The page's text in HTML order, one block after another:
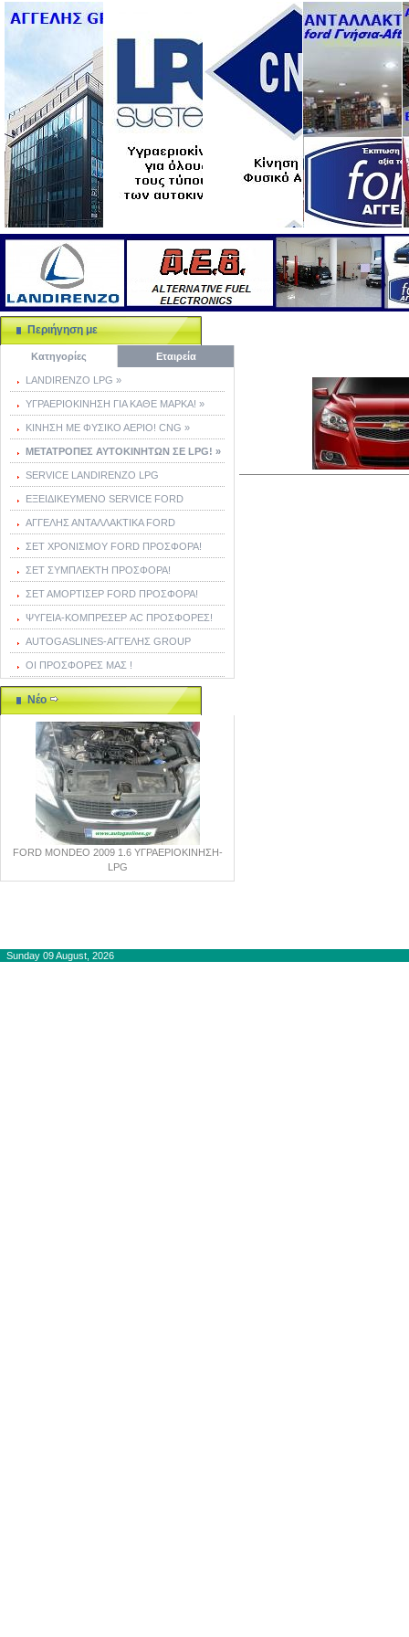
Περιήγηση με
Κατηγορίες Εταιρεία
LANDIRENZO LPG »
ΥΓΡΑΕΡΙΟΚΙΝΗΣΗ ΓΙΑ ΚΑΘΕ ΜΑΡΚΑ! »
ΚΙΝΗΣΗ ΜΕ ΦΥΣΙΚΟ ΑΕΡΙΟ! CNG »
ΜΕΤΑΤΡΟΠΕΣ ΑΥΤΟΚΙΝΗΤΩΝ ΣΕ LPG! »
SERVICE LANDIRENZO LPG
ΕΞΕΙΔΙΚΕΥΜΕΝΟ SERVICE FORD
ΑΓΓΕΛΗΣ ΑΝΤΑΛΛΑΚΤΙΚΑ FORD
ΣΕΤ ΧΡΟΝΙΣΜΟΥ FORD ΠΡΟΣΦΟΡΑ!
ΣΕΤ ΣΥΜΠΛΕΚΤΗ ΠΡΟΣΦΟΡΑ!
ΣΕΤ ΑΜΟΡΤΙΣΕΡ FORD ΠΡΟΣΦΟΡΑ!
ΨΥΓΕΙΑ-ΚΟΜΠΡΕΣΕΡ AC ΠΡΟΣΦΟΡΕΣ!
AUTOGASLINES-ΑΓΓΕΛΗΣ GROUP
ΟΙ ΠΡΟΣΦΟΡΕΣ ΜΑΣ !
Νέο
FORD MONDEO 2009 1.6 ΥΓΡΑΕΡΙΟΚΙΝΗΣΗ-
LPG
Sunday 09 August, 2026